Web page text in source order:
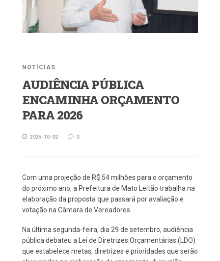
NOTÍCIAS
AUDIÊNCIA PÚBLICA
ENCAMINHA ORÇAMENTO
PARA 2026
2025-10-02 0
Com uma projeção de R$ 54 milhões para o orçamento
do próximo ano, a Prefeitura de Mato Leitão trabalha na
elaboração da proposta que passará por avaliação e
votação na Câmara de Vereadores.
Na última segunda-feira, dia 29 de setembro, audiência
pública debateu a Lei de Diretrizes Orçamentárias (LDO)
que estabelece metas, diretrizes e prioridades que serão